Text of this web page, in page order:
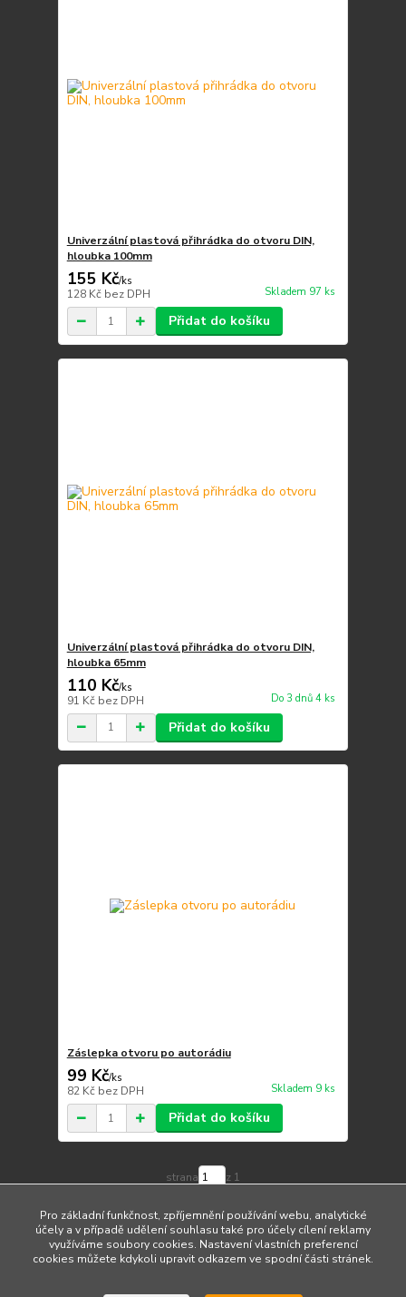
Univerzální plastová přihrádka do otvoru DIN,
hloubka 100mm
155 Kč/ks
128 Kč bez DPH Skladem 97 ks
Přidat do košíku
Univerzální plastová přihrádka do otvoru DIN,
hloubka 65mm
110 Kč/ks
91 Kč bez DPH Do 3 dnů 4 ks
Přidat do košíku
Záslepka otvoru po autorádiu
99 Kč/ks
82 Kč bez DPH Skladem 9 ks
Přidat do košíku
strana z 1
Pro základní funkčnost, zpříjemnění používání webu, analytické
účely a v případě udělení souhlasu také pro účely cílení reklamy
využíváme soubory cookies. Nastavení vlastních preferencí
cookies můžete kdykoli upravit odkazem ve spodní části stránek.